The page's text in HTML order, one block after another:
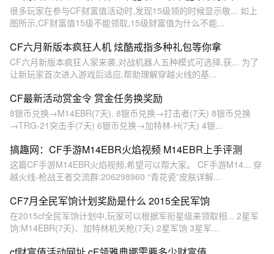
很多玩家在参与CF财富值活动时,发现15级领的时候显示敬... 如上
图所示,CF财富值15级不能领取,15级财富值为什么不能...
CF六月新版本疯狂人机 炫酷戒指多种礼包等你拿
CF六月新版本疯狂人家来袭,对战机器人五种模式可选择,获... 为了
让新玩家首次进入游戏后适应,帮助理解穿越火线的基...
CF最新活动赏金令 赏金任务换奖励
8银币兑换→M14EBR(7天). 8银币兑换→打击者(7天) 8银币兑换
→TRG-21突击手(7天) 6银币兑换→加特林-H(7天) 4银...
搞趣网：CF手游M14EBR火焰视频 M14EBR上手评测
这篇CF手游M14EBR火焰视频,希望可以帮大家。 CF手游M14... 穿
越火线-枪战王者交流群:206298960 “青花瓷”皮肤详解...
CF7月全民军饷计划奖励是什么 2015全民军饷
在2015cf全民军饷计划中,玩家可以根据军衔星级来领取相... 2星军
饷:M14EBR(7天)、加特林机关枪(7天) 2星军饷 3星军...